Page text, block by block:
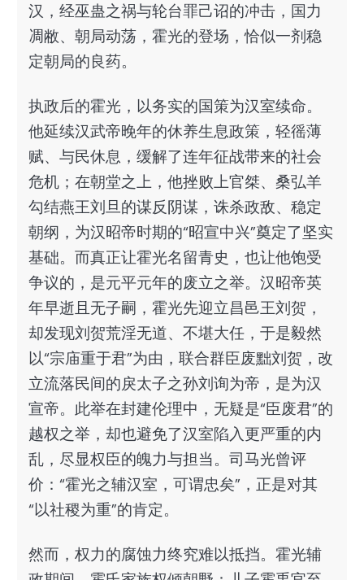
汉，经巫蛊之祸与轮台罪己诏的冲击，国力
凋敝、朝局动荡，霍光的登场，恰似一剂稳
定朝局的良药。
执政后的霍光，以务实的国策为汉室续命。
他延续汉武帝晚年的休养生息政策，轻徭薄
赋、与民休息，缓解了连年征战带来的社会
危机；在朝堂之上，他挫败上官桀、桑弘羊
勾结燕王刘旦的谋反阴谋，诛杀政敌、稳定
朝纲，为汉昭帝时期的“昭宣中兴”奠定了坚实
基础。而真正让霍光名留青史，也让他饱受
争议的，是元平元年的废立之举。汉昭帝英
年早逝且无子嗣，霍光先迎立昌邑王刘贺，
却发现刘贺荒淫无道、不堪大任，于是毅然
以“宗庙重于君”为由，联合群臣废黜刘贺，改
立流落民间的戾太子之孙刘询为帝，是为汉
宣帝。此举在封建伦理中，无疑是“臣废君”的
越权之举，却也避免了汉室陷入更严重的内
乱，尽显权臣的魄力与担当。司马光曾评
价：“霍光之辅汉室，可谓忠矣”，正是对其
“以社稷为重”的肯定。
然而，权力的腐蚀力终究难以抵挡。霍光辅